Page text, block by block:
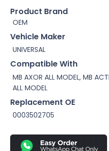
Product Brand
OEM
Vehicle Maker
UNIVERSAL
Compatible With
MB AXOR ALL MODEL, MB
ALL MODEL
Replacement OE
0003502705